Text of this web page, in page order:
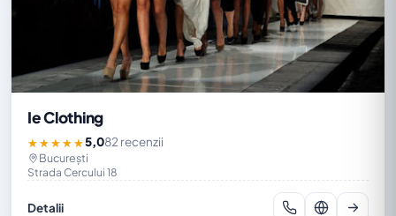
Ie Clothing
★★★★★5,082 recenzii
București
Strada Cercului 18
Detalii